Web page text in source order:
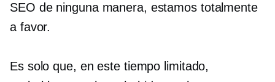
SEO de ninguna manera, estamos totalmente
a favor.
Es solo que, en este tiempo limitado,